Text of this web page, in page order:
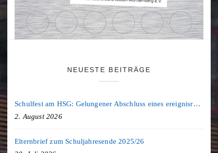
NEUESTE BEITRÄGE
Schulfest am HSG: Gelungener Abschluss eines ereignisreichen Schuljahres
2. August 2026
Elternbrief zum Schuljahresende 2025/26